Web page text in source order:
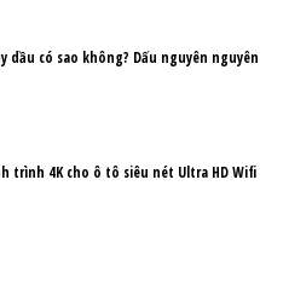
dầu có sao không? Dấu nguyên nguyên
trình 4K cho ô tô siêu nét Ultra HD Wifi